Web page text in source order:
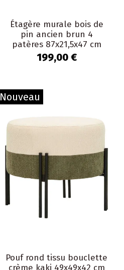
Étagère murale bois de
pin ancien brun 4
patères 87x21,5x47 cm
Gerace
199,00 €
Nouveau
Pouf rond tissu bouclette